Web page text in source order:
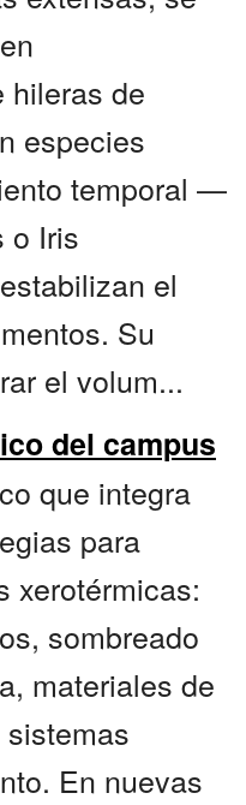
hileras de
especies
temporal —
o Iris
el
Su
el volum...
del campus
que integra
para
xerotérmicas:
sombreado
materiales de
En nuevas